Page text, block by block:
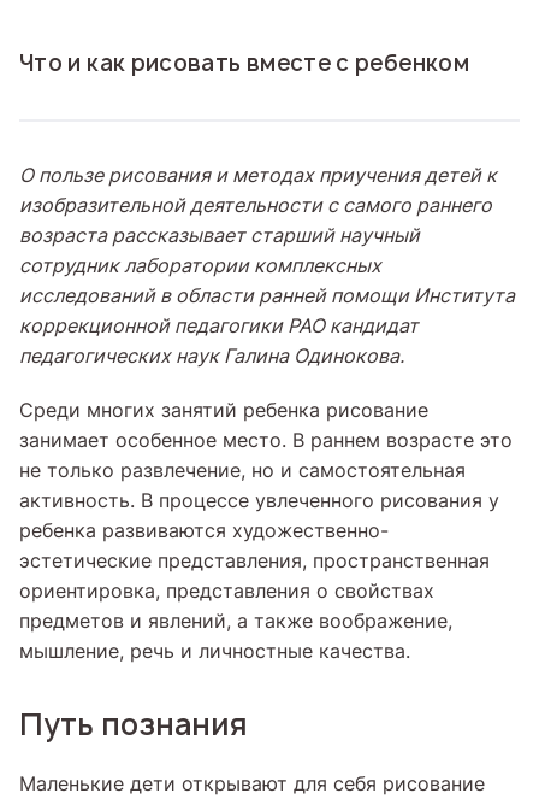
Что и как рисовать вместе с ребенком
О пользе рисования и методах приучения детей к
изобразительной деятельности с самого раннего
возраста рассказывает старший научный
сотрудник лаборатории комплексных
исследований в области ранней помощи Института
коррекционной педагогики РАОкандидат
педагогических наукГалина Одинокова.
Среди многих занятий ребенка рисование
занимает особенное место. В раннем возрасте это
не только развлечение, но и самостоятельная
активность. В процессе увлеченного рисования у
ребенка развиваются художественно-
эстетические представления, пространственная
ориентировка, представления о свойствах
предметов и явлений, а также воображение,
мышление, речь и личностные качества.
Путь познания
Маленькие дети открывают для себя рисование